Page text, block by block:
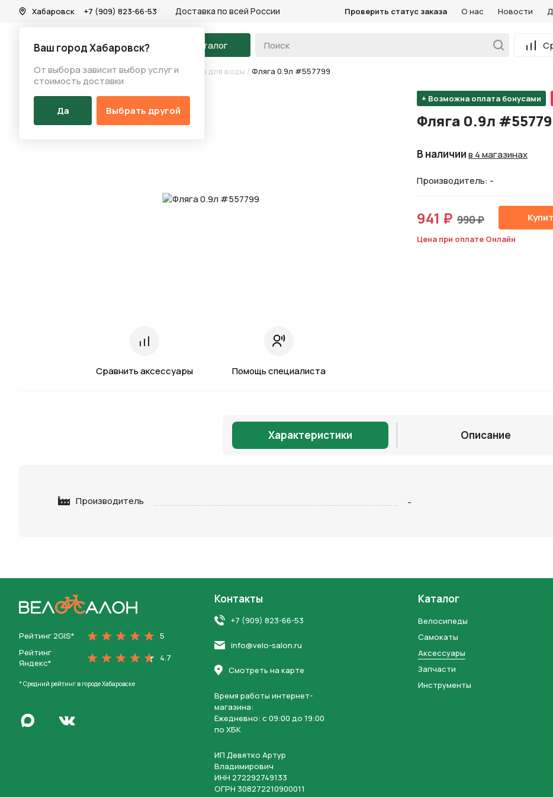
Хабаровск
Ваш город Хабаровск?
От выбора зависит выбор услуг и
стоимость доставки
Да Выбрать другой
+7 (909) 823-66-53 Доставка по всей России Проверить статус заказа О нас Новости
На главную Каталог
Каталог/Аксессуары/Держатель фляги/фляга для воды / Фляга 0.9л #557799
Сравнить аксессуары Помощь специалиста
+ Возможна оплата бонусами
Фляга 0.9л
В наличиив 4 магазинах
Производитель: -
941 ₽ 990 ₽
Цена при оплате Онлайн
Характеристики Описание
Производитель -
Рейтинг 2GIS*
5
Рейтинг
Яндекс*
4.7
* Средний рейтинг в городе Хабаровске
Написать в MaxПерейти во Вконтакте
Контакты
+7 (909) 823-66-53
info@velo-salon.ru
Смотреть на карте
Время работы интернет-
магазина:
Ежедневно: c 09:00 до 19:00
по ХБК
ИП Девятко Артур
Владимирович
ИНН 272292749133
ОГРН 308272210900011
Каталог
Велосипеды
Самокаты
Аксессуары
Запчасти
Инструменты